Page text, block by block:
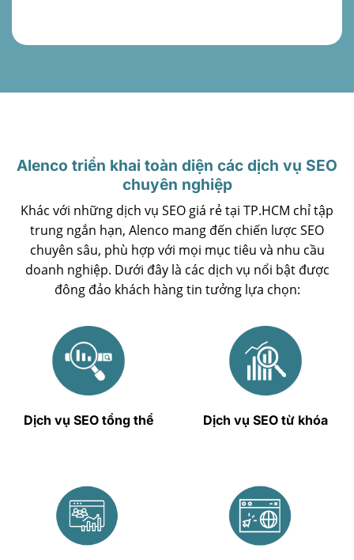
Alenco triển khai toàn diện các dịch vụ SEO
chuyên nghiệp
Khác với những dịch vụ SEO giá rẻ tại TP.HCM chỉ tập
trung ngắn hạn, Alenco mang đến chiến lược SEO
chuyên sâu, phù hợp với mọi mục tiêu và nhu cầu
doanh nghiệp. Dưới đây là các dịch vụ nổi bật được
đông đảo khách hàng tin tưởng lựa chọn:
Dịch vụ SEO tổng thể Dịch vụ SEO từ khóa